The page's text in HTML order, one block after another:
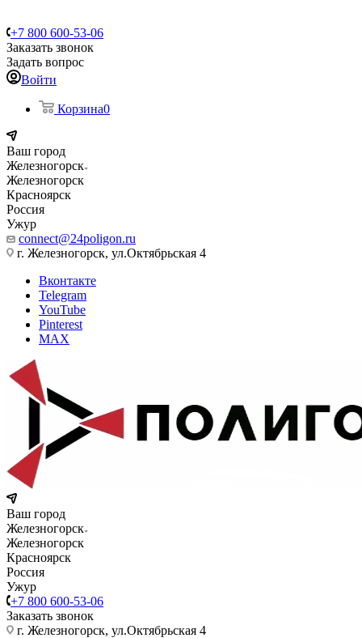
+7 800 600-53-06
Заказать звонок
Задать вопрос
Войти
Корзина0
Ваш город
Железногорск
Железногорск
Красноярск
Россия
Ужур
connect@24poligon.ru
г. Железногорск, ул.Октябрьская 4
Вконтакте
Telegram
YouTube
Pinterest
MAX
Ваш город
Железногорск
Железногорск
Красноярск
Россия
Ужур
+7 800 600-53-06
Заказать звонок
г. Железногорск, ул.Октябрьская 4